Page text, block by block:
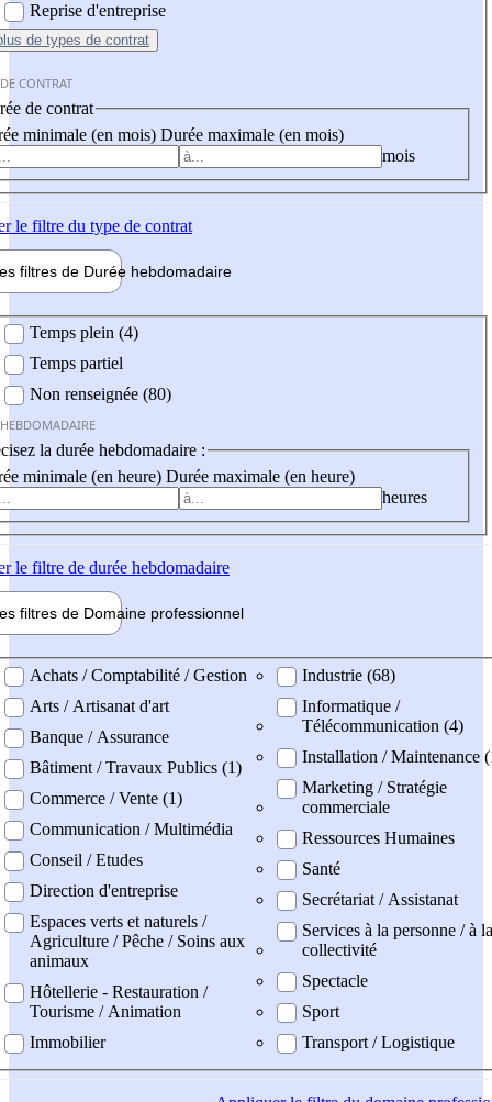
Reprise d'entreprise
de types de contrat
CONTRAT
de contrat
minimale (en mois) Durée maximale (en mois)
mois
le filtre du type de contrat
filtres de Durée hebdomadaire
Temps plein (4)
Temps partiel
Non renseignée (80)
la durée hebdomadaire :
minimale (en heure) Durée maximale (en heure)
heures
le filtre de durée hebdomadaire
filtres de Domaine professionnel
professionel
Achats / Comptabilité / Gestion
Arts / Artisanat d'art
Banque / Assurance
Bâtiment / Travaux Publics (1)
Commerce / Vente (1)
Communication / Multimédia
Conseil / Etudes
Direction d'entreprise
Espaces verts et naturels /
Agriculture / Pêche / Soins aux
animaux
Hôtellerie - Restauration /
Tourisme / Animation
Immobilier
Industrie (68)
Informatique /
Télécommunication (4)
Installation / Maintenance
Marketing / Stratégie
commerciale
Ressources Humaines
Santé
Secrétariat / Assistanat
Services à la personne / à la
collectivité
Spectacle
Sport
Transport / Logistique